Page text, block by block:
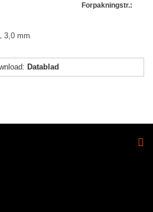
Forpakningstr.:
3,0 mm
Datablad